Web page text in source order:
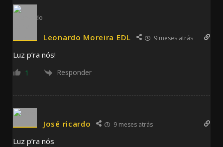
Leonardo Moreira EDL 9 meses atrás
Luz p’ra nós!
1 Responder
José ricardo 9 meses atrás
Luz p’ra nós